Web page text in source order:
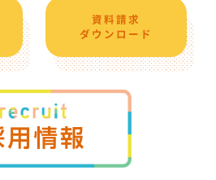
資料請求
ダウンロード